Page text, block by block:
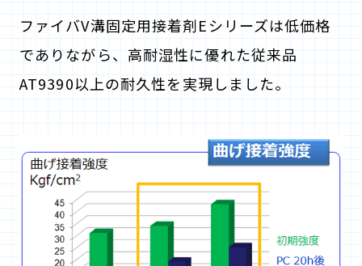
ファイバV溝固定用接着剤Eシリーズは低価格
でありながら、高耐湿性に優れた従来品
AT9390以上の耐久性を実現しました。